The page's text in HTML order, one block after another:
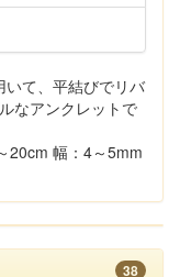
て、平結びでリバ
なアンクレットで
20cm 幅：4～5mm
38